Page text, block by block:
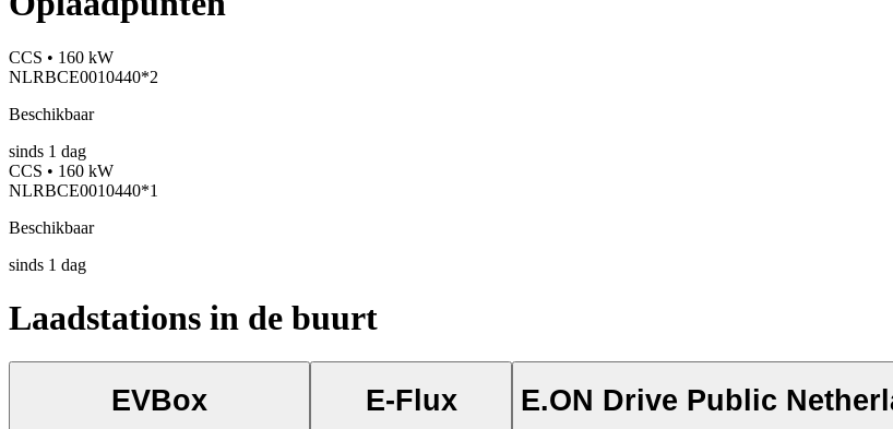
CCS • 160 kW
NLRBCE0010440*2
Beschikbaar
sinds 1 dag
CCS • 160 kW
NLRBCE0010440*1
Beschikbaar
sinds 1 dag
Laadstations in de buurt
EVBox E-Flux E.ON Drive Public